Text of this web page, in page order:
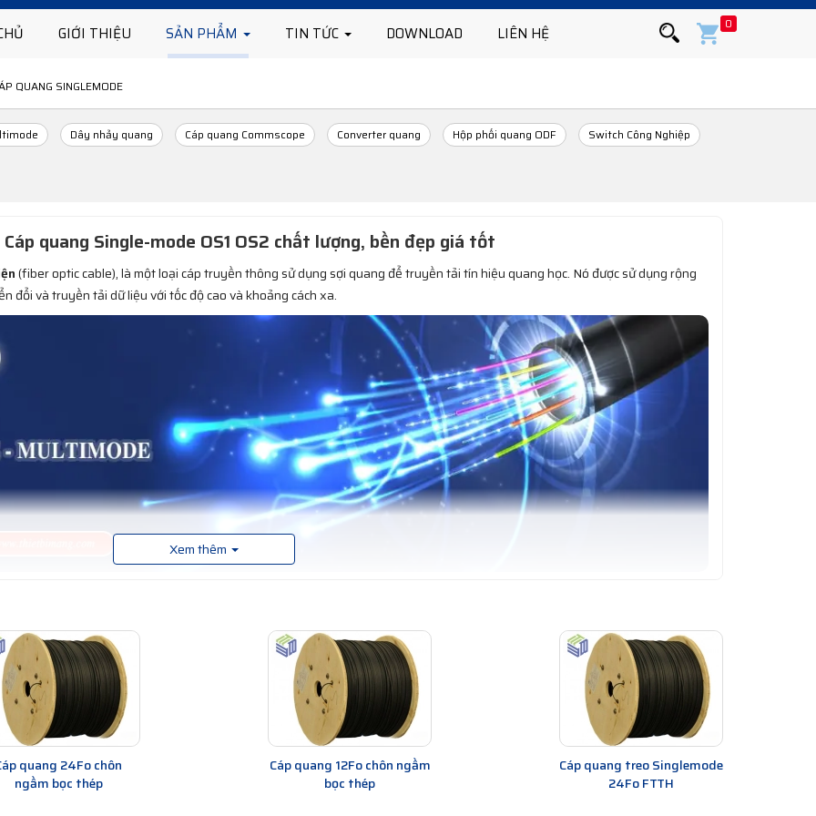
GIỚI THIỆU SẢN PHẨM TIN TỨC DOWNLOAD LIÊN HỆ 0
QUANG SINGLEMODE
Dây nhảy quang Cáp quang Commscope Converter quang Hộp phối quang ODF
Switch Công Nghiệp
quang Single-mode OS1 OS2 chất lượng, bền đẹp giá tốt
(fiber optic cable), là một loại cáp truyền thông sử dụng sợi quang để truyền tải tín hiệu quang học. Nó được sử dụng rộng
đổi và truyền tải dữ liệu với tốc độ cao và khoảng cách xa.
đi qua sợi quang bằng cách phản xạ hoặc lọt qua liên tục trong sợi quang. Tín hiệu quang được sử dụng để truyền tải dữ
mức độ ánh sáng.
tải dữ liệu với tốc độ cao, băng thông lớn, chống nhiễu tốt, và khoảng cách truyền tải xa hơn so với các phương tiện truyền
rãi trong các mạng viễn thông, mạng máy tính, hệ thống cáp quang biển, và các ứng dụng truyền dẫn dữ liệu khác.
4FO (4 core), 12FO (12 core), 24FO (24 core), Cáp quang Single mode
giá rẻ các loại cáp quang treo, cáp quang luồn
Xem thêm
quang 24Fo chôn
ngầm bọc thép
Cáp quang 12Fo chôn ngầm
bọc thép
Cáp quang treo Singlemode
24Fo FTTH